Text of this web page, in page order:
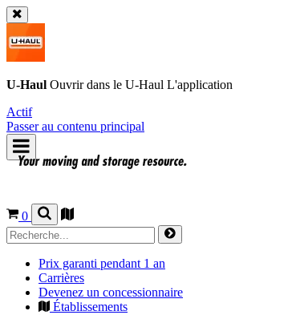
U-Haul Ouvrir dans le U-Haul L'application
Actif
Passer au contenu principal
0
Prix garanti pendant 1 an
Carrières
Devenez un concessionnaire
Établissements